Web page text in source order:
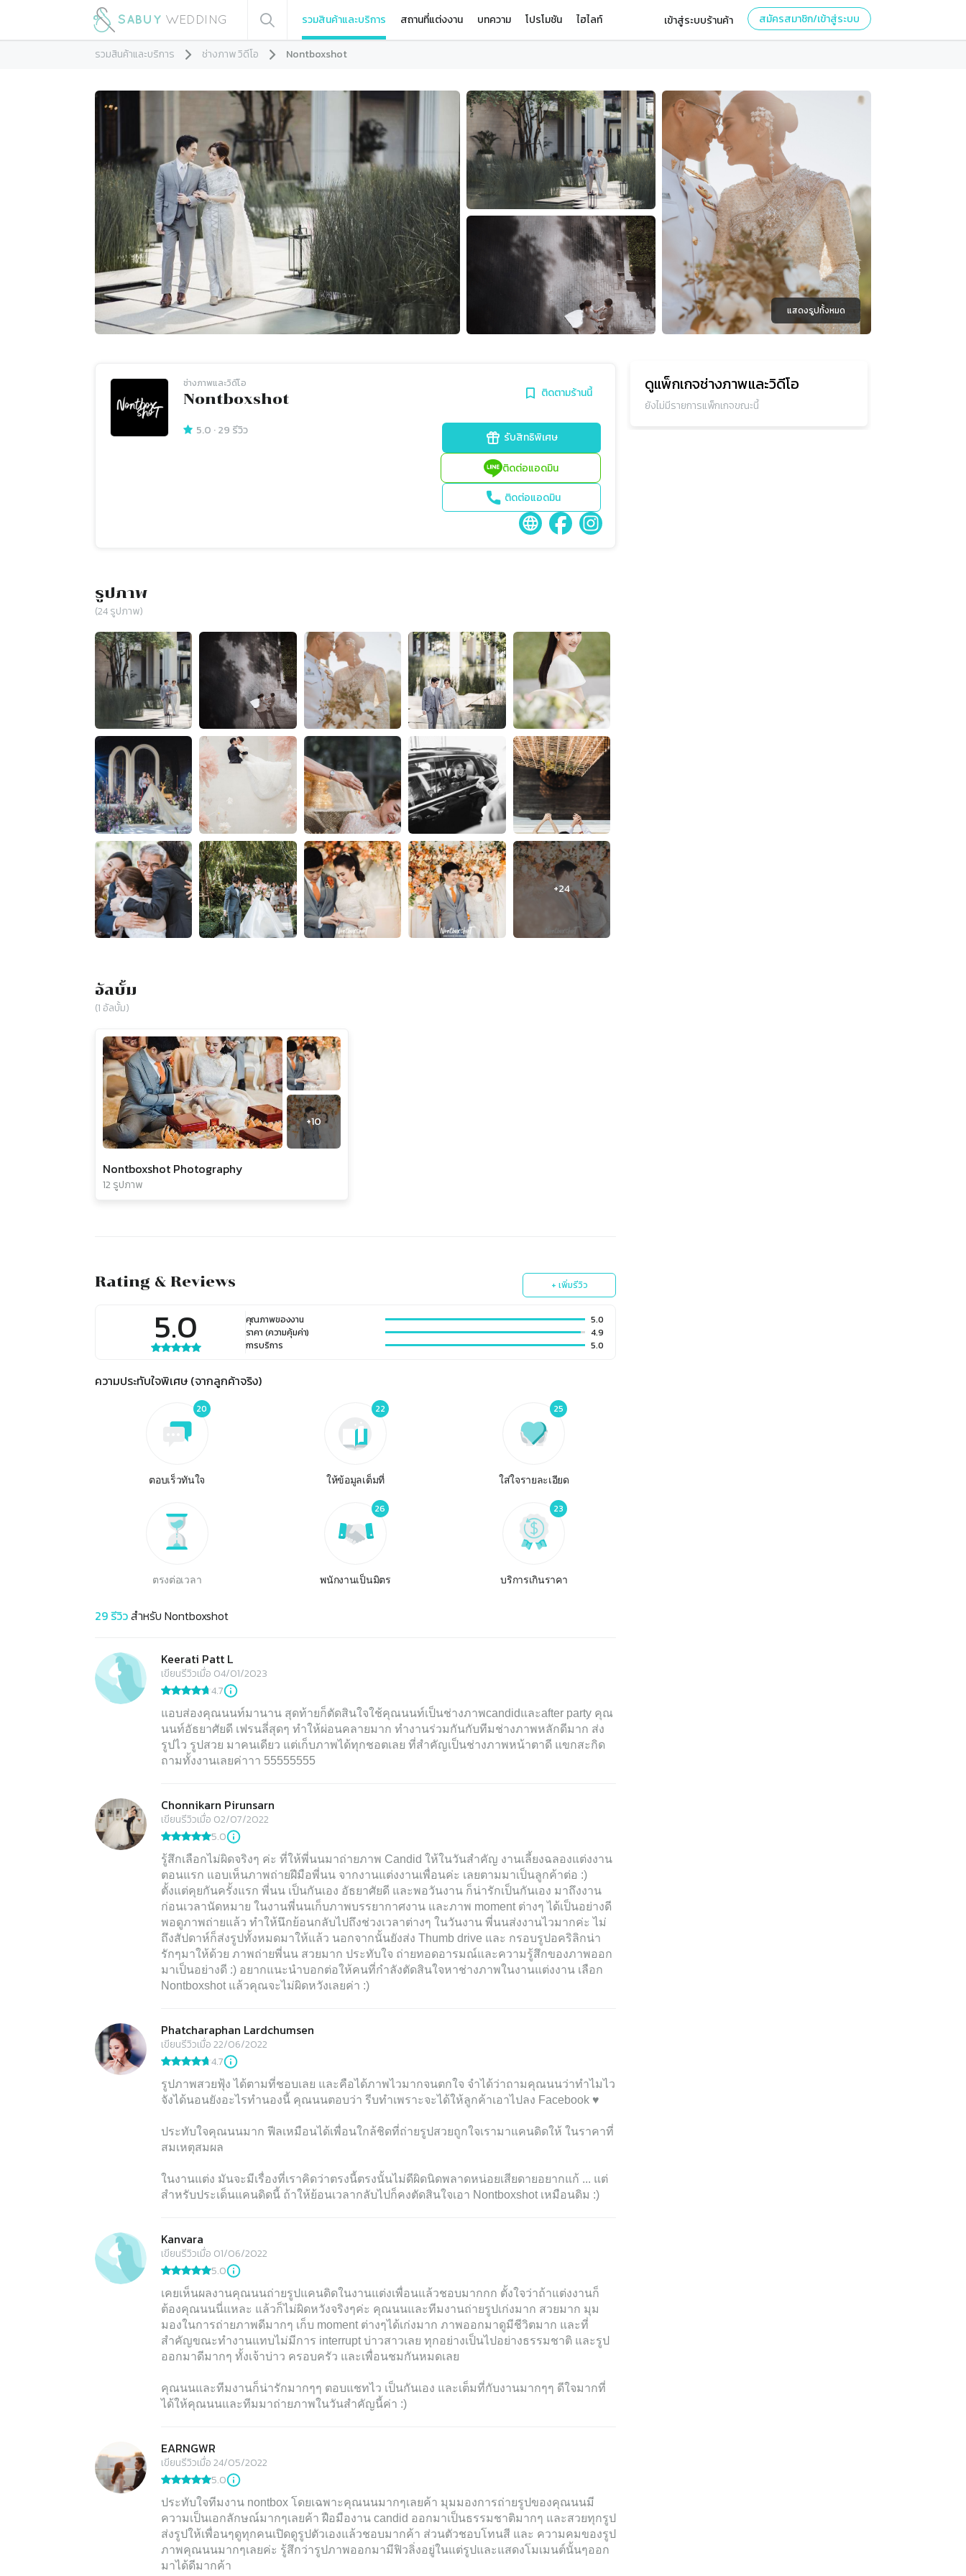
รวมสินค้าและบริการ สถานที่แต่งงาน บทความ โปรโมชัน ไฮไลท์ เข้าสู่ระบบร้านค้า สมัครสมาชิก/เข้าสู่ระบบ
รวมสินค้าและบริการ ช่างภาพ วิดีโอ Nontboxshot
แสดงรูปทั้งหมด
ช่างภาพและวิดีโอ
Nontboxshot ติดตามร้านนี้
5.0 ·29 รีวิว รับสิทธิพิเศษ
ติดต่อแอดมิน
ติดต่อแอดมิน
รูปภาพ
(24รูปภาพ)
อัลบั้ม
(1 อัลบั้ม)
+10
Nontboxshot Photography
12 รูปภาพ
Rating & Reviews + เพิ่มรีวิว
5.0 คุณภาพของงาน
5.0
ราคา (ความคุ้มค่า)
4.9
การบริการ
5.0
ความประทับใจพิเศษ (จากลูกค้าจริง)
20
ตอบเร็วทันใจ
22
ให้ข้อมูลเต็มที่
25
ใส่ใจรายละเอียด
ตรงต่อเวลา
26
พนักงานเป็นมิตร
23
บริการเกินราคา
29รีวิวสำหรับ Nontboxshot
Keerati Patt L
เขียนรีวิวเมื่อ 04/01/2023
4.7
แอบส่องคุณนนท์มานาน สุดท้ายก็ตัดสินใจใช้คุณนนท์เป็นช่างภาพcandidและafter party คุณ
นนท์อัธยาศัยดี เฟรนลี่สุดๆ ทำให้ผ่อนคลายมาก ทำงานร่วมกันกับทีมช่างภาพหลักดีมาก ส่ง
รูปไว รูปสวย มาคนเดียว แต่เก็บภาพได้ทุกชอตเลย ที่สำคัญเป็นช่างภาพหน้าตาดี แขกสะกิด
ถามทั้งงานเลยค่าาา 55555555
Chonnikarn Pirunsarn
เขียนรีวิวเมื่อ 02/07/2022
5.0
รู้สึกเลือกไม่ผิดจริงๆ ค่ะ ที่ให้พี่นนมาถ่ายภาพ Candid ให้ในวันสำคัญ งานเลี้ยงฉลองแต่งงาน
ตอนแรก แอบเห็นภาพถ่ายฝีมือพี่นน จากงานแต่งงานเพื่อนค่ะ เลยตามมาเป็นลูกค้าต่อ :)
ตั้งแต่คุยกันครั้งแรก พี่นน เป็นกันเอง อัธยาศัยดี และพอวันงาน ก็น่ารักเป็นกันเอง มาถึงงาน
ก่อนเวลานัดหมาย ในงานพี่นนเก็บภาพบรรยากาศงาน และภาพ moment ต่างๆ ได้เป็นอย่างดี
พอดูภาพถ่ายแล้ว ทำให้นึกย้อนกลับไปถึงช่วงเวลาต่างๆ ในวันงาน พี่นนส่งงานไวมากค่ะ ไม่
ถึงสัปดาห์ก็ส่งรูปทั้งหมดมาให้แล้ว นอกจากนั้นยังส่ง Thumb drive และ กรอบรูปอคริลิกน่า
รักๆมาให้ด้วย ภาพถ่ายพี่นน สวยมาก ประทับใจ ถ่ายทอดอารมณ์และความรู้สึกของภาพออก
มาเป็นอย่างดี :) อยากแนะนำบอกต่อให้คนที่กำลังตัดสินใจหาช่างภาพในงานแต่งงาน เลือก
Nontboxshot แล้วคุณจะไม่ผิดหวังเลยค่า :)
Phatcharaphan Lardchumsen
เขียนรีวิวเมื่อ 22/06/2022
4.7
รูปภาพสวยฟุ้ง ได้ตามที่ชอบเลย และคือได้ภาพไวมากจนตกใจ จำได้ว่าถามคุณนนว่าทำไมไว
จังได้นอนยังอะไรทำนองนี้ คุณนนตอบว่า รีบทำเพราะจะได้ให้ลูกค้าเอาไปลง Facebook ♥️
ประทับใจคุณนนมาก ฟีลเหมือนได้เพื่อนใกล้ชิดที่ถ่ายรูปสวยถูกใจเรามาแคนดิดให้ ในราคาที่
สมเหตุสมผล
ในงานแต่ง มันจะมีเรื่องที่เราคิดว่าตรงนี้ตรงนั้นไม่ดีผิดนิดพลาดหน่อยเสียดายอยากแก้ ... แต่
สำหรับประเด็นแคนดิดนี้ ถ้าให้ย้อนเวลากลับไปก็คงตัดสินใจเอา Nontboxshot เหมือนดิม :)
Kanvara
เขียนรีวิวเมื่อ 01/06/2022
5.0
เคยเห็นผลงานคุณนนถ่ายรูปแคนดิดในงานแต่งเพื่อนแล้วชอบมากกก ตั้งใจว่าถ้าแต่งงานก็
ต้องคุณนนนี่แหละ แล้วก็ไม่ผิดหวังจริงๆค่ะ คุณนนและทีมงานถ่ายรูปเก่งมาก สวยมาก มุม
มองในการถ่ายภาพดีมากๆ เก็บ moment ต่างๆได้เก่งมาก ภาพออกมาดูมีชีวิตมาก และที่
สำคัญขณะทำงานแทบไม่มีการ interrupt บ่าวสาวเลย ทุกอย่างเป็นไปอย่างธรรมชาติ และรูป
ออกมาดีมากๆ ทั้งเจ้าบ่าว ครอบครัว และเพื่อนชมกันหมดเลย
คุณนนและทีมงานก็น่ารักมากๆๆ ตอบแชทไว เป็นกันเอง และเต็มที่กับงานมากๆๆ ดีใจมากที่
ได้ให้คุณนนและทีมมาถ่ายภาพในวันสำคัญนี้ค่า :)
EARNGWR
เขียนรีวิวเมื่อ 24/05/2022
5.0
ประทับใจทีมงาน nontbox โดยเฉพาะคุณนนมากๆเลยค้า มุมมองการถ่ายรูปของคุณนนมี
ความเป็นเอกลักษณ์มากๆเลยค้า ฝือมืองาน candid ออกมาเป็นธรรมชาติมากๆ และสวยทุกรูป
ส่งรูปให้เพื่อนๆดูทุกคนเปิดดูรูปตัวเองแล้วชอบมากค้า ส่วนตัวชอบโทนสี และ ความคมของรูป
ภาพคุณนนมากๆเลยค่ะ รู้สึกว่ารูปภาพออกมามีฟิวลิ่งอยู่ในแต่รูปและแสดงโมเมนต์นั้นๆออก
มาได้ดีมากค้า
ดูแพ็กเกจช่างภาพและวิดีโอ
ยังไม่มีรายการแพ็กเกจขณะนี้